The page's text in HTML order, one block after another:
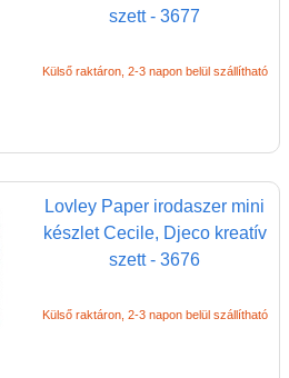
szett - 3677
Külső raktáron, 2-3 napon belül szállítható
Lovley Paper irodaszer mini
készlet Cecile, Djeco kreatív
szett - 3676
Külső raktáron, 2-3 napon belül szállítható
Spiegelburg játékok
Szerepjáték
(baba,autó,konyha,épület,..)
Társasjáték